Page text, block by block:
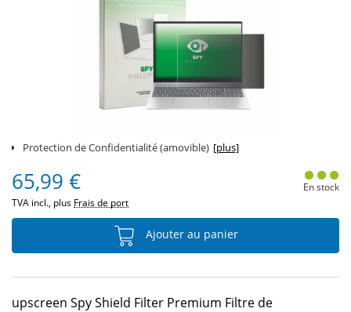
Protection de Confidentialité (amovible) [plus]
65,99 €
TVA incl., plus Frais de port
En stock
Ajouter au panier
upscreen Spy Shield Filter Premium Filtre de